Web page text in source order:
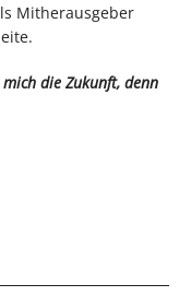
Mitherausgeber
die Zukunft, denn